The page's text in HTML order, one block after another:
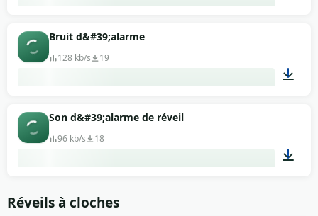
Bruit d&#39;alarme
128 kb/s 19
Son d&#39;alarme de réveil
96 kb/s 18
Réveils à cloches